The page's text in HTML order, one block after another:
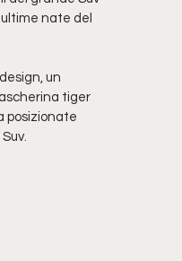
nate del
un
tiger
posizionate